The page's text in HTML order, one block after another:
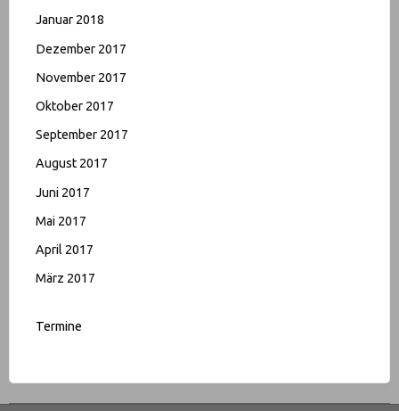
Januar 2018
Dezember 2017
November 2017
Oktober 2017
September 2017
August 2017
Juni 2017
Mai 2017
April 2017
März 2017
Termine